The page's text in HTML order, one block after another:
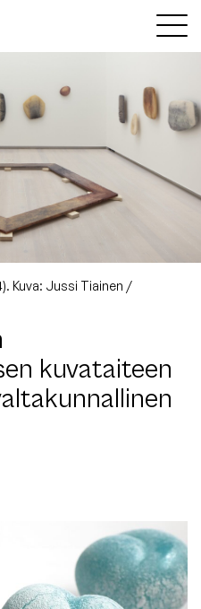
Kuva: Jussi Tiainen /
kuvataiteen